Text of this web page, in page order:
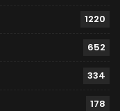
1220
652
334
178